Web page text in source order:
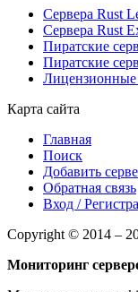
Сервера Rust
Сервера Rust
Пиратские
Пиратские
Лицензионные
Карта сайта
Главная
Поиск
Добавить
Обратная связь
Вход /
Copyright © 2014 –
Мониторинг